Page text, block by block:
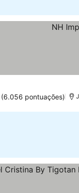
(6.056 pontuações)